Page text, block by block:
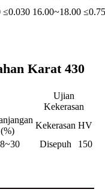
≤0.030 16.00~18.00 ≤0.75
Karat 430
Ujian
Kekerasan
(%)
Kekerasan HV
Disepuh 150